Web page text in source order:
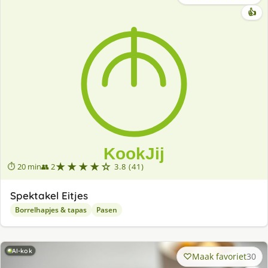
⏱ 20 min👥 2★★★★☆ 3.8 (41)
👍
Spektakel Eitjes
Borrelhapjes & tapas Pasen
AI-kok Maak favoriet30